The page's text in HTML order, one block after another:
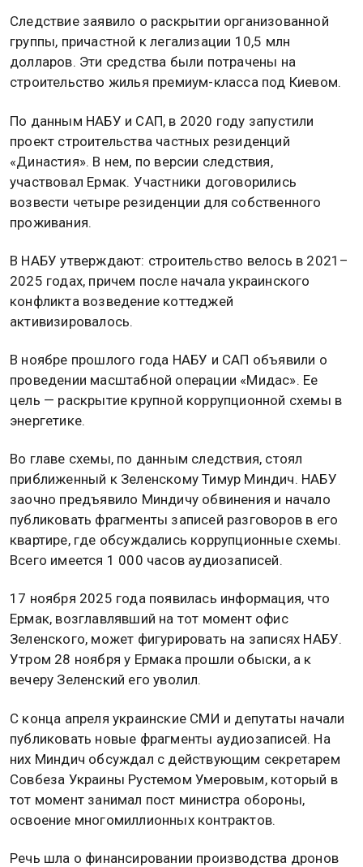
Следствие заявило о раскрытии организованной
группы, причастной к легализации 10,5 млн
долларов. Эти средства были потрачены на
строительство жилья премиум-класса под Киевом.
По данным НАБУ и САП, в 2020 году запустили
проект строительства частных резиденций
«Династия». В нем, по версии следствия,
участвовал Ермак. Участники договорились
возвести четыре резиденции для собственного
проживания.
В НАБУ утверждают: строительство велось в 2021–
2025 годах, причем после начала украинского
конфликта возведение коттеджей
активизировалось.
В ноябре прошлого года НАБУ и САП объявили о
проведении масштабной операции «Мидас». Ее
цель — раскрытие крупной коррупционной схемы в
энергетике.
Во главе схемы, по данным следствия, стоял
приближенный к Зеленскому Тимур Миндич. НАБУ
заочно предъявило Миндичу обвинения и начало
публиковать фрагменты записей разговоров в его
квартире, где обсуждались коррупционные схемы.
Всего имеется 1 000 часов аудиозаписей.
17 ноября 2025 года появилась информация, что
Ермак, возглавлявший на тот момент офис
Зеленского, может фигурировать на записях НАБУ.
Утром 28 ноября у Ермака прошли обыски, а к
вечеру Зеленский его уволил.
С конца апреля украинские СМИ и депутаты начали
публиковать новые фрагменты аудиозаписей. На
них Миндич обсуждал с действующим секретарем
Совбеза Украины Рустемом Умеровым, который в
тот момент занимал пост министра обороны,
освоение многомиллионных контрактов.
Речь шла о финансировании производства дронов